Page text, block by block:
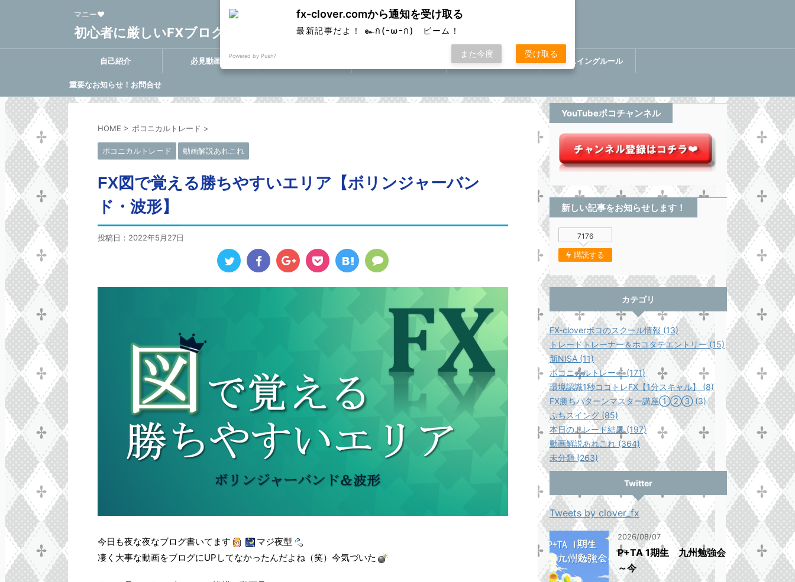
マニー❤
初心者に厳しいFXブログ FX-Clover
自己紹介 必見動画集 FXポコニカルマスター講 ぷちスイングルール
トレード】
重要なお知らせ！お問合せ
HOME > ポコニカルトレード >
ポコニカルトレード 動画解説あれこれ
FX図で覚える勝ちやすいエリア【ボリンジャーバン
ド・波形】
投稿日： 2022年5月27日
今日も夜な夜なブログ書いてます
マジ夜型
凄く大事な動画をブログにUPしてなかったんだよね（笑）今気づいた
YouTubeポコチャンネル
新しい記事をお知らせします！
7176
購読する
カテゴリ
FX-cloverポコのスクール情報 (13)
トレードトレーナー＆ホコタテエントリー (15)
新NISA (11)
ポコニカルトレード (171)
環境認識1秒ココトレFX【1分スキャル】 (8)
FX勝ちパターンマスター講座①②③ (3)
ぷちスイング (85)
本日のトレード結果 (197)
動画解説あれこれ (364)
未分類 (263)
Twitter
Tweets by clover_fx
2026/08/07
P+TA 1期生 九州勉強会
～今
fx-clover.comから通知を受け取る
最新記事だよ！ ๛ก(ｰ̀ωｰ́ก) ビーム！
Powered by Push7 また今度 受け取る